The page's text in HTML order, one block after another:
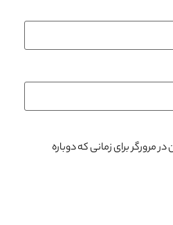
مرورگر برای زمانی که دوباره